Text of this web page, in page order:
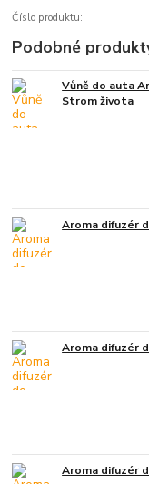
Číslo produktu:
Podobné
Vůně do auta
Strom života
Aroma difuzér
Aroma difuzér
Aroma difuzér